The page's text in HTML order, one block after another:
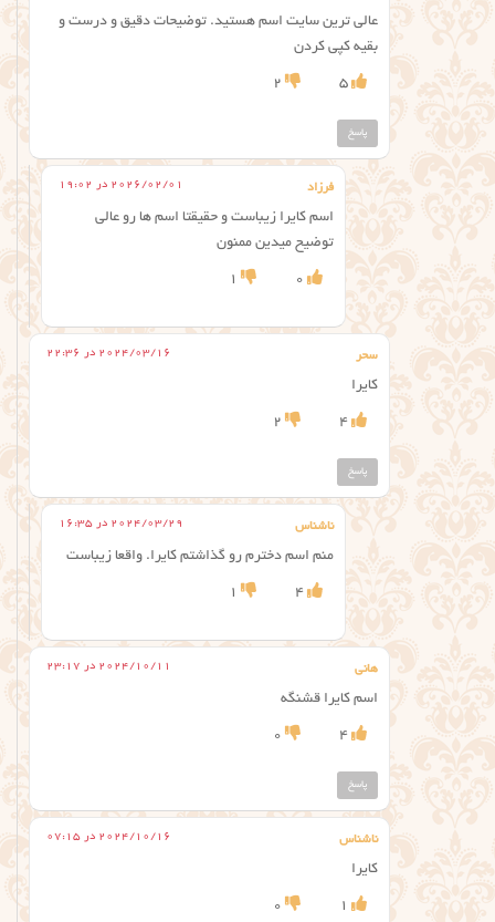
عالی ترین سایت اسم هستید. توضیحات دقیق و درست و
بقیه کپی کردن
5
2
پاسخ
فرزاد 2026/02/01 در 19:02
اسم کایرا زیباست و حقیقتا اسم ها رو عالی
توضیح میدین ممنون
0
1
سحر 2024/03/16 در 22:36
کایرا
4
2
پاسخ
ناشناس 2024/03/29 در 16:35
منم اسم دخترم رو گذاشتم کایرا. واقعا زیباست
4
1
هانی 2024/10/11 در 23:17
اسم کایرا قشنگه
4
0
پاسخ
ناشناس 2024/10/16 در 07:15
کایرا
1
0